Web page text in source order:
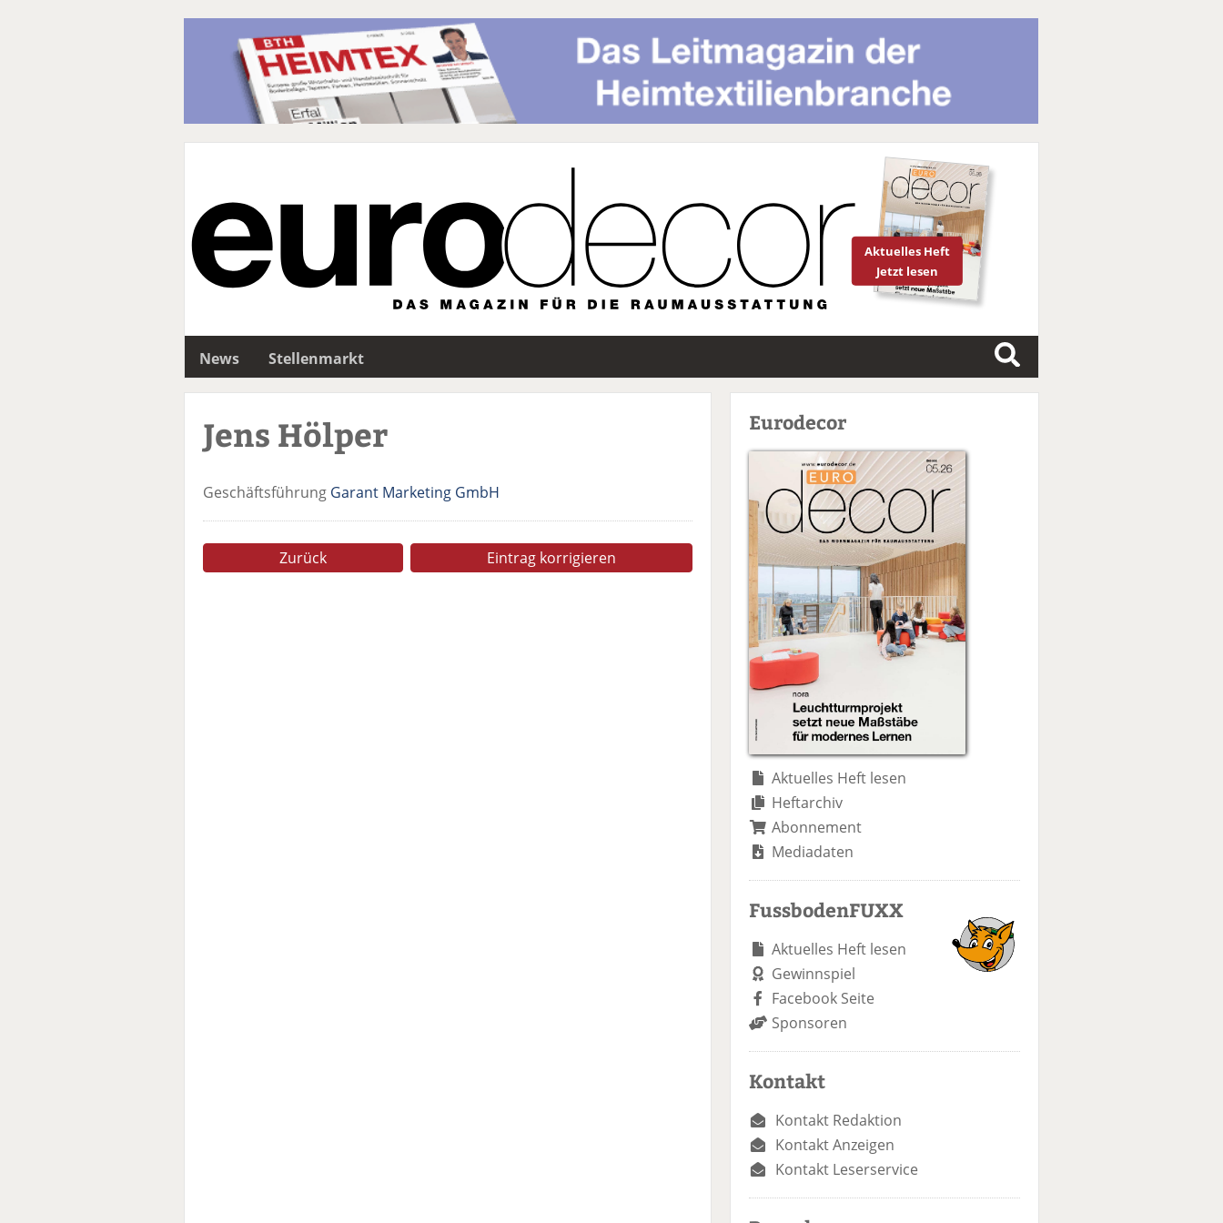
Aktuelles Heft
Jetzt lesen
News
Stellenmarkt
S
u
Jens Hölper
Geschäftsführung Garant Marketing GmbH
Zurück Eintrag korrigieren
Eurodecor
Aktuelles Heft lesen
Heftarchiv
Abonnement
Mediadaten
FussbodenFUXX
Aktuelles Heft lesen
Gewinnspiel
Facebook Seite
Sponsoren
Kontakt
Kontakt Redaktion
Kontakt Anzeigen
Kontakt Leserservice